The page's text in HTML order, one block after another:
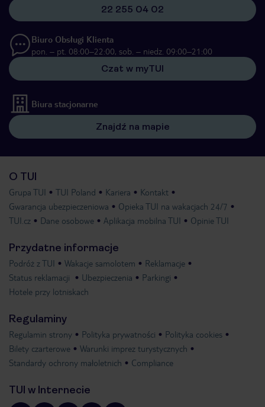
22 255 04 02
Biuro Obsługi Klienta
pon. – pt. 08:00–22:00, sob. – niedz. 09:00–21:00
Czat w myTUI
Biura stacjonarne
Znajdź na mapie
O TUI
Grupa TUI TUI Poland Kariera
Kontakt
Gwarancja ubezpieczeniowa
Opieka TUI na wakacjach 24/7
TUI.cz
Dane osobowe Aplikacja mobilna TUI Opinie TUI
Przydatne informacje
Podróż z TUI Wakacje samolotem
Reklamacje
Status reklamacji
Ubezpieczenia
Parkingi
Hotele przy lotniskach
Regulaminy
Regulamin strony Polityka prywatności
Polityka cookies
Bilety czarterowe
Warunki imprez turystycznych
Standardy ochrony małoletnich
Compliance
TUI w Internecie